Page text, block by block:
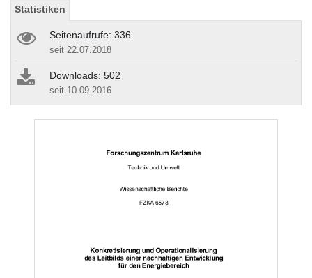
Statistiken
Seitenaufrufe: 336
seit 22.07.2018
Downloads: 502
seit 10.09.2016